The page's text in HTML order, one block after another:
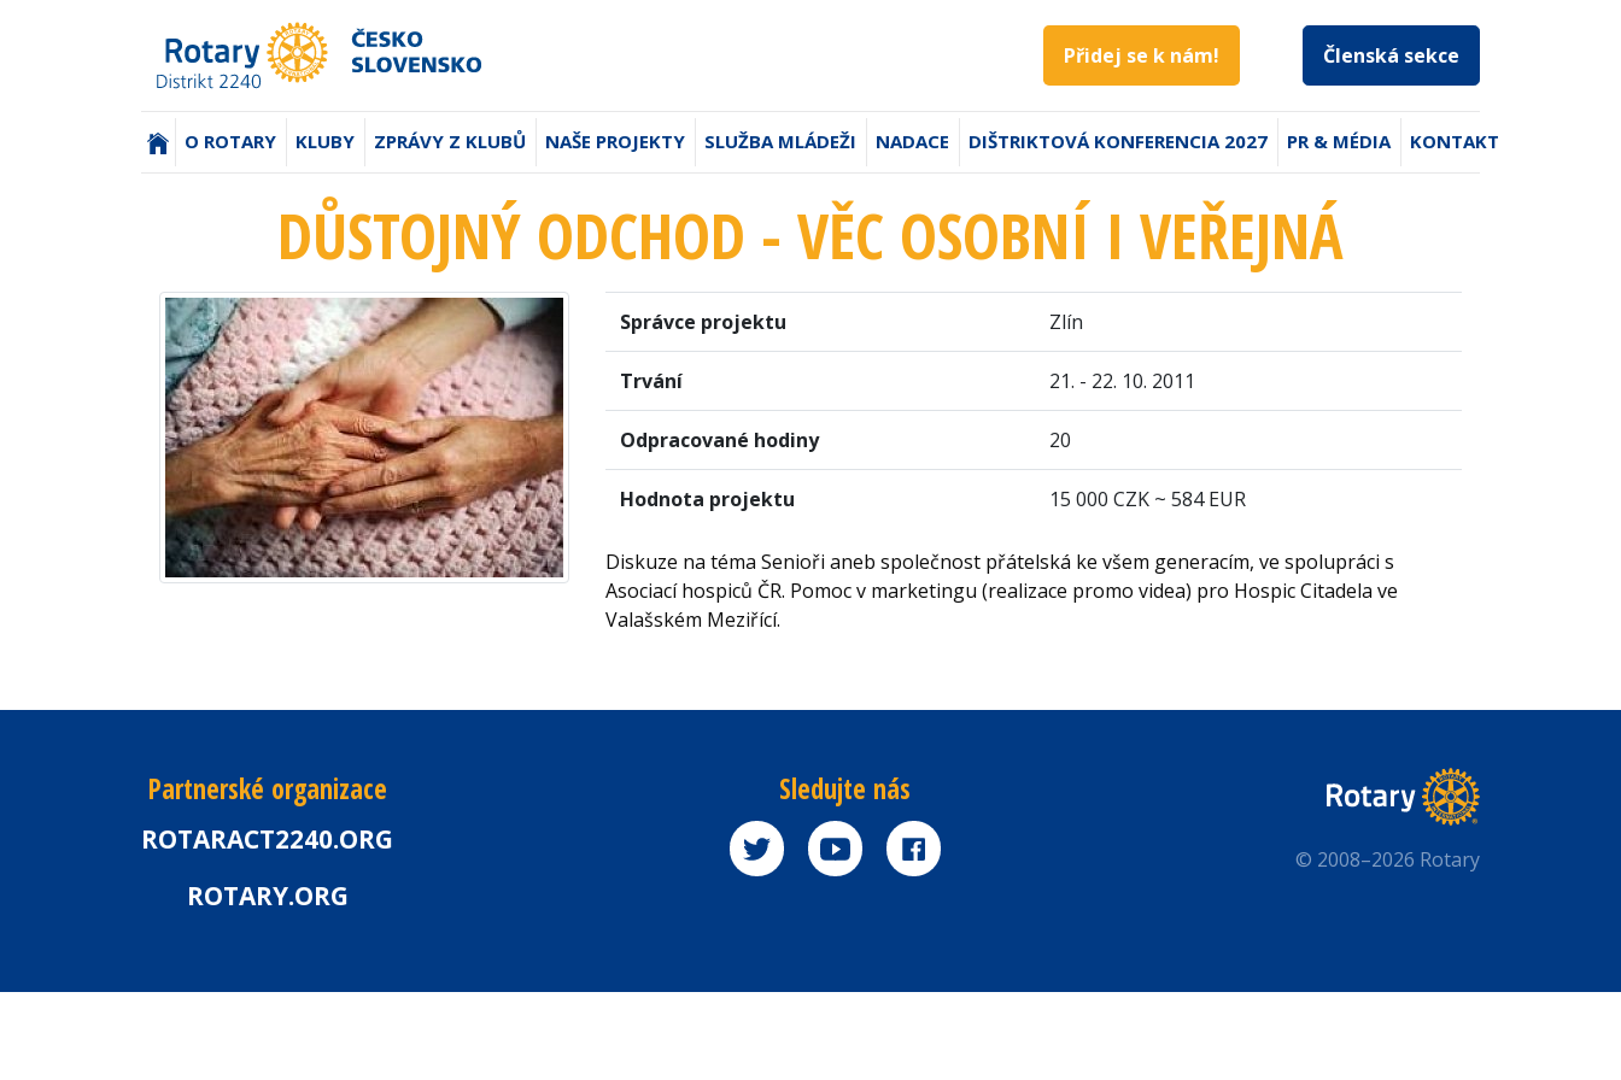
Přidej se k nám! Členská sekce
(AKTUÁLNÍ)
O ROTARY KLUBY ZPRÁVY Z KLUBŮ NAŠE PROJEKTY SLUŽBA MLÁDEŽI NADACE DIŠTRIKTOVÁ KONFERENCIA 2027 PR & MÉDIA KONTAKT
DŮSTOJNÝ ODCHOD - VĚC OSOBNÍ I VEŘEJNÁ
Správce projektu Zlín
Trvání 21. - 22. 10. 2011
Odpracované hodiny 20
Hodnota projektu 15 000 CZK ~ 584 EUR
Diskuze na téma Senioři aneb společnost přátelská ke všem generacím, ve spolupráci s
Asociací hospiců ČR. Pomoc v marketingu (realizace promo videa) pro Hospic Citadela ve
Valašském Meziřící.
Partnerské organizace
ROTARACT2240.ORG
ROTARY.ORG
Sledujte nás
© 2008–2026 Rotary